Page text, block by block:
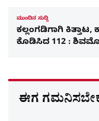
ಮುಂದಿನ ಸುದ್ದಿ
ಕಲ್ಲಂಗಡಿಗಾಗಿ
ಕೊಡಿಸಿದ 112 :
ಈಗ